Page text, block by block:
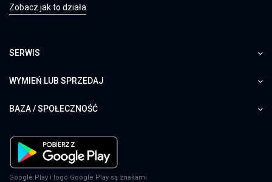
Zobacz jak to działa
SERWIS
WYMIEŃ LUB SPRZEDAJ
BAZA / SPOŁECZNOŚĆ
Google Play i logo Google Play są znakami